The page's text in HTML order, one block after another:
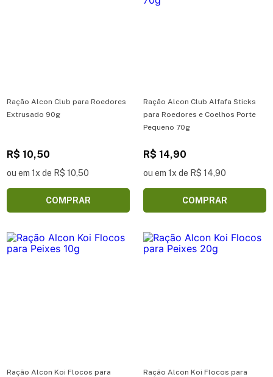
Ração Alcon Club para Roedores
Extrusado 90g
R$ 10,50
ou em 1x de R$ 10,50
COMPRAR
Ração Alcon Club Alfafa Sticks
para Roedores e Coelhos Porte
Pequeno 70g
R$ 14,90
ou em 1x de R$ 14,90
COMPRAR
Ração Alcon Koi Flocos para
Ração Alcon Koi Flocos para